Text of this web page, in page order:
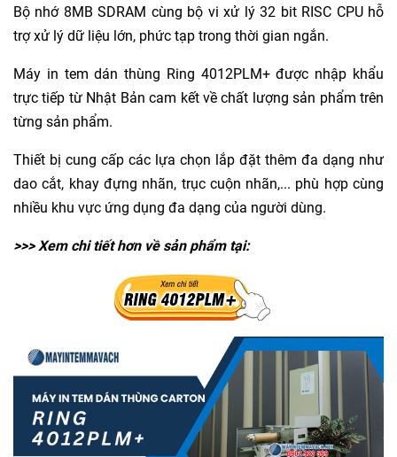
Bộ nhớ 8MB SDRAM cùng bộ vi xử lý 32 bit RISC CPU hỗ
trợ xử lý dữ liệu lớn, phức tạp trong thời gian ngắn.
Máy in tem dán thùng Ring 4012PLM+ được nhập khẩu
trực tiếp từ Nhật Bản cam kết về chất lượng sản phẩm trên
từng sản phẩm.
Thiết bị cung cấp các lựa chọn lắp đặt thêm đa dạng như
dao cắt, khay đựng nhãn, trục cuộn nhãn,... phù hợp cùng
nhiều khu vực ứng dụng đa dạng của người dùng.
>>> Xem chi tiết hơn về sản phẩm tại: